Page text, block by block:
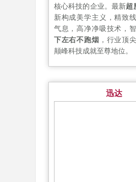
核心科技的企业。最新超
新构成美学主义，精致
气息，高净净吸技术，
下左右不跑烟 ，行业顶
颠峰科技成就至尊地位。
迅达